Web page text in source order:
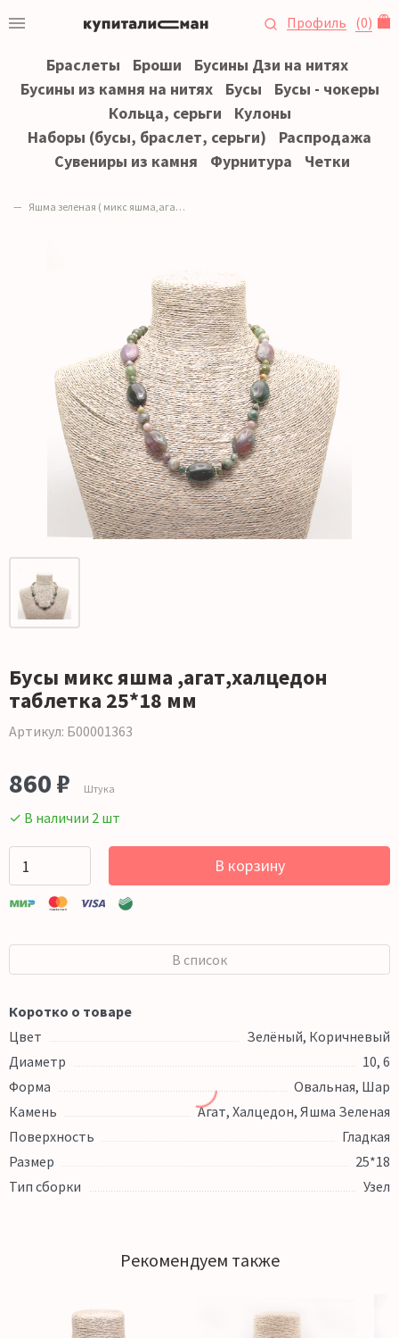
Профиль (0)
Браслеты Броши
Бусины Дзи на нитях
Бусины из камня на нитях
Бусы
Бусы - чокеры
Кольца, серьги
Кулоны
Наборы (бусы, браслет, серьги)
Распродажа
Сувениры из камня
Фурнитура Четки
Яшма зеленая ( микс яшма,агат,халцедон)
Бусы микс яшма ,агат,халцедон
таблетка 25*18 мм
Артикул: Б00001363
860 ₽ Штука
✓ В наличии 2 шт
В корзину
В список
Коротко о товаре
Цвет
Зелёный, Коричневый
Диаметр
10, 6
Форма
Овальная, Шар
Камень
Агат, Халцедон, Яшма Зеленая
Поверхность
Гладкая
Размер
25*18
Тип сборки
Узел
Рекомендуем также